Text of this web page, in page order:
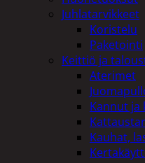
Juhlatarvikkeet
Koristelu
Paketointi
Keittiö ja
Aterimet
Kannut ja
Kauhat,